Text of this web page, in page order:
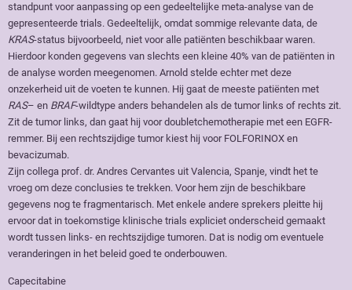
standpunt voor aanpassing op een gedeeltelijke meta-analyse van de
gepresenteerde trials. Gedeeltelijk, omdat sommige relevante data, de
KRAS-status bijvoorbeeld, niet voor alle patiënten beschikbaar waren.
Hierdoor konden gegevens van slechts een kleine 40% van de patiënten in
de analyse worden meegenomen. Arnold stelde echter met deze
onzekerheid uit de voeten te kunnen. Hij gaat de meeste patiënten met
RAS– en BRAF-wildtype anders behandelen als de tumor links of rechts zit.
Zit de tumor links, dan gaat hij voor doubletchemotherapie met een EGFR-
remmer. Bij een rechtszijdige tumor kiest hij voor FOLFORINOX en
bevacizumab.
Zijn collega prof. dr. Andres Cervantes uit Valencia, Spanje, vindt het te
vroeg om deze conclusies te trekken. Voor hem zijn de beschikbare
gegevens nog te fragmentarisch. Met enkele andere sprekers pleitte hij
ervoor dat in toekomstige klinische trials expliciet onderscheid gemaakt
wordt tussen links- en rechtszijdige tumoren. Dat is nodig om eventuele
veranderingen in het beleid goed te onderbouwen.
Capecitabine